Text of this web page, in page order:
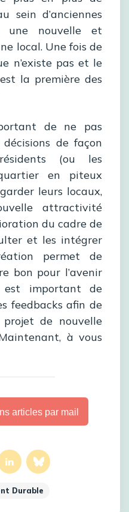
sein d’anciennes
une nouvelle et
local. Une fois de
n’existe pas et le
la première des
de ne pas
de façon
(ou les
en piteux
leurs locaux,
attractivité
du cadre de
et les intégrer
permet de
bon pour l’avenir
important de
feedbacks afin de
de nouvelle
à vous
articles par mail
Durable